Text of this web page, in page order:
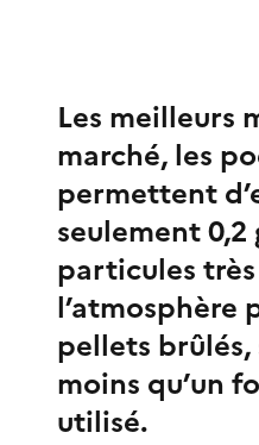
Les meilleurs
marché, les
permettent
seulement 0,2
particules
l’atmosphère
pellets brûlés,
moins qu’un
utilisé.